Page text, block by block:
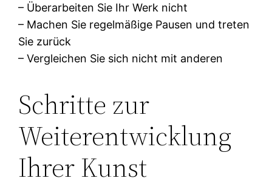
– Überarbeiten Sie Ihr Werk nicht
– Machen Sie regelmäßige Pausen und treten
Sie zurück
– Vergleichen Sie sich nicht mit anderen
Schritte zur
Weiterentwicklung
Ihrer Kunst